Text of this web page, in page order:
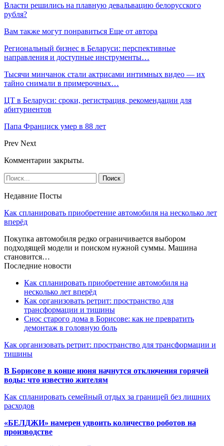
Власти решились на плавную девальвацию белорусского
рубля?
Вам также могут понравиться Еще от автора
Региональный бизнес в Беларуси: перспективные
направления и доступные инструменты…
Тысячи минчанок стали актрисами интимных видео — их
тайно снимали в примерочных…
ЦТ в Беларуси: сроки, регистрация, рекомендации для
абитуриентов
Папа Франциск умер в 88 лет
Prev Next
Комментарии закрыты.
Недавние Посты
Как спланировать приобретение автомобиля на несколько лет
вперёд
Покупка автомобиля редко ограничивается выбором
подходящей модели и поиском нужной суммы. Машина
становится…
Последние новости
Как спланировать приобретение автомобиля на
несколько лет вперёд
Как организовать ретрит: пространство для
трансформации и тишины
Снос старого дома в Борисове: как не превратить
демонтаж в головную боль
Как организовать ретрит: пространство для трансформации и
тишины
В Борисове в конце июня начнутся отключения горячей
воды: что известно жителям
Как спланировать семейный отдых за границей без лишних
расходов
«БЕЛДЖИ» намерен удвоить количество роботов на
производстве